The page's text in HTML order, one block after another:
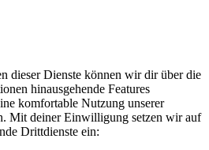
dieser Dienste können wir dir über die
hinausgehende Features
komfortable Nutzung unserer
Mit deiner Einwilligung setzen wir auf
Drittdienste ein: